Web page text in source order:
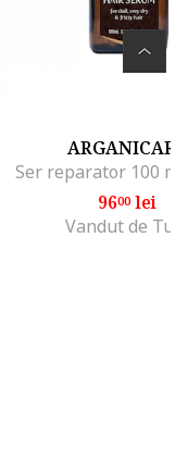
ARGANICARE
Ser reparator 100
9600lei
Vandut de